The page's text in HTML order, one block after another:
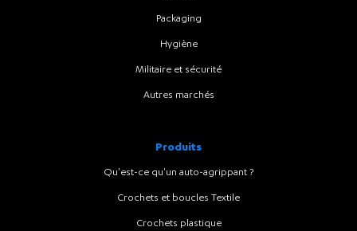
Packaging
Hygiène
Militaire et sécurité
Autres marchés
Produits
Qu'est-ce qu'un auto-agrippant ?
Crochets et boucles Textile
Crochets plastique